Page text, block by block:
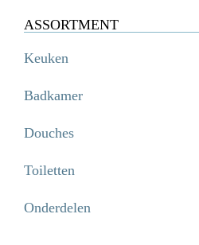
ASSORTMENT
Keuken
Badkamer
Douches
Toiletten
Onderdelen